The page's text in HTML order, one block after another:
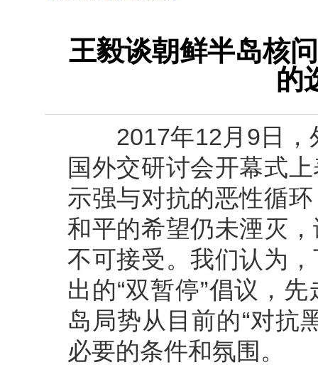
王毅谈朝鲜半岛核
的
2017年12月9日，
国外交研讨会开幕式
示强与对抗的恶性循
和平的希望仍未湮灭
不可接受。我们认为
出的“双暂停”倡议，
岛局势从目前的“对抗
必要的条件和氛围。